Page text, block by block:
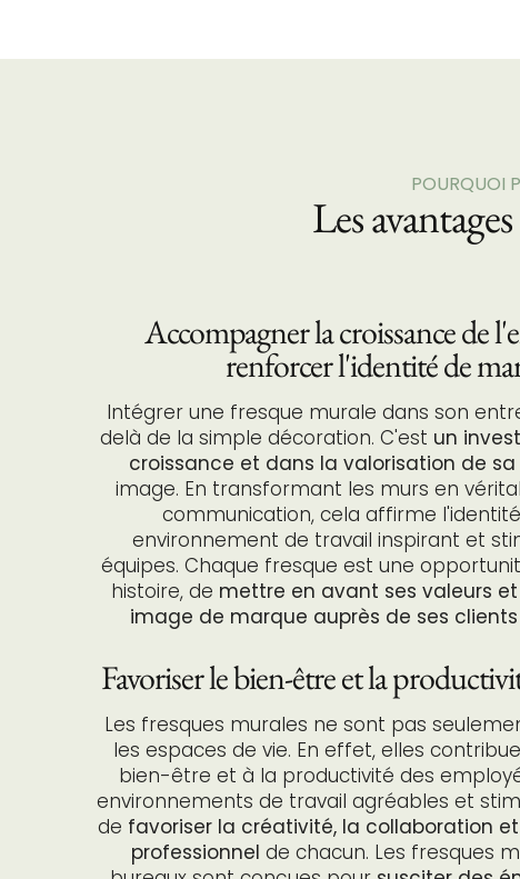
POURQUOI
Les
Accompagner la croissance de
renforcer l'identité de
Intégrer une fresque murale dans son
delà de la simple décoration. C'est un
croissance et dans la valorisation de
image. En transformant les murs en
communication, cela affirme
environnement de travail inspirant et
équipes. Chaque fresque est une
histoire, de mettre en avant ses valeurs
image de marque auprès de ses
Favoriser le bien-être et la
Les fresques murales ne sont pas
les espaces de vie. En effet, elles
bien-être et à la productivité des
environnements de travail agréables et
de favoriser la créativité, la collaboration
professionnel de chacun. Les fresques